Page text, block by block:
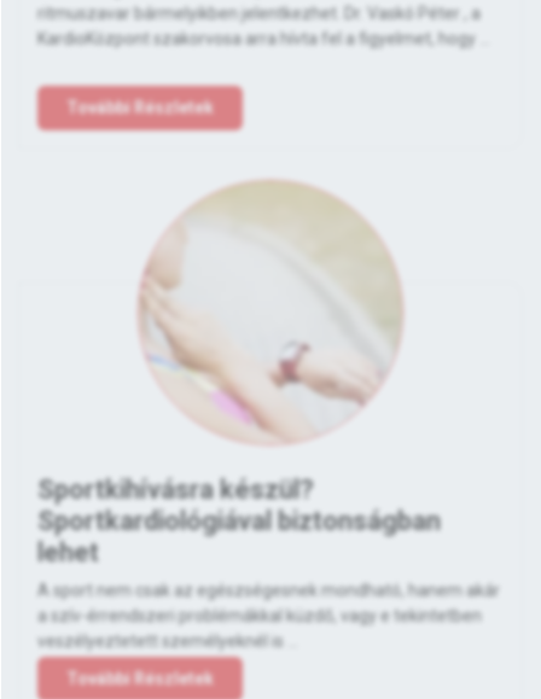
ritmuszavar bármelyikben jelentkezhet. Dr. Vaskó Péter , a
KardioKözpont szakorvosa arra hívta fel a figyelmet, hogy ...
További Részletek
Sportkihívásra készül?
Sportkardiológiával biztonságban
lehet
A sport nem csak az egészségesnek mondható, hanem akár
a szív-érrendszeri problémákkal küzdő, vagy e tekintetben
veszélyeztetett személyeknél is ...
További Részletek